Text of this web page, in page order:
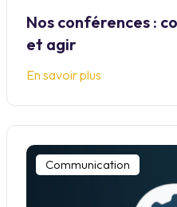
Nos conférences :
et agir
En savoir plus
Communication